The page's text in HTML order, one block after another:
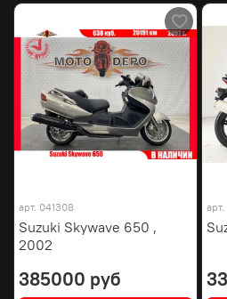
арт. 041308
Suzuki Skywave 650 ,
2002
385000 руб
арт.